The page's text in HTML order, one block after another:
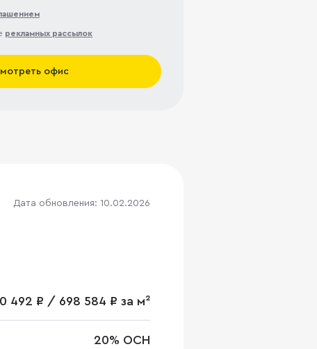
рекламных рассылок
офис
Дата обновления: 10.02.2026
492 ₽ / 698 584 ₽ за м²
20% ОСН